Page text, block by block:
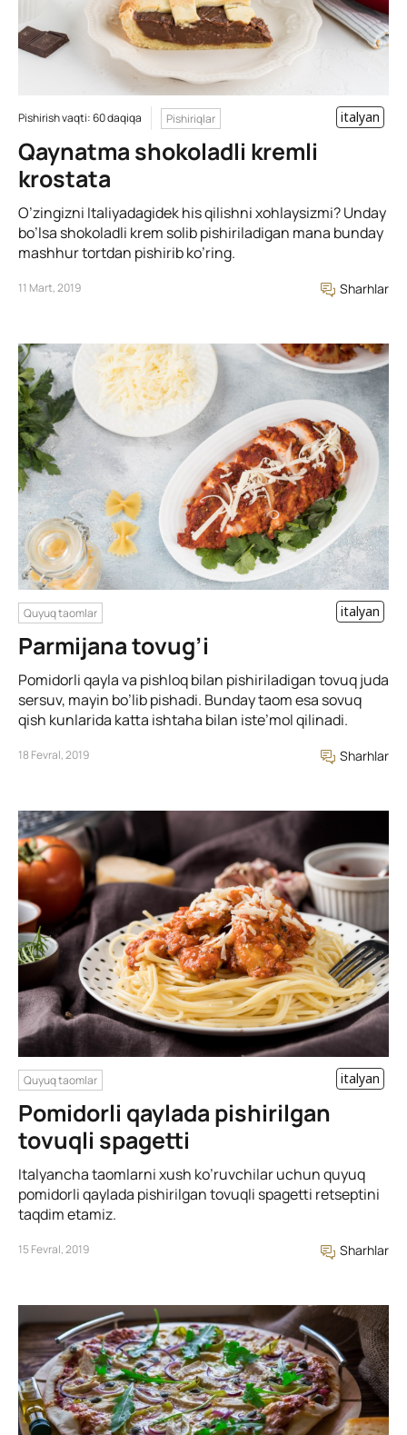
Pishirish vaqti: 60 daqiqa Pishiriqlar italyan
Qaynatma shokoladli kremli
krostata
O’zingizni Italiyadagidek his qilishni xohlaysizmi? Unday
bo’lsa shokoladli krem solib pishiriladigan mana bunday
mashhur tortdan pishirib ko’ring.
11 Mart, 2019 Sharhlar
Quyuq taomlar italyan
Parmijana tovug’i
Pomidorli qayla va pishloq bilan pishiriladigan tovuq juda
sersuv, mayin bo’lib pishadi. Bunday taom esa sovuq
qish kunlarida katta ishtaha bilan iste’mol qilinadi.
18 Fevral, 2019 Sharhlar
Quyuq taomlar italyan
Pomidorli qaylada pishirilgan
tovuqli spagetti
Italyancha taomlarni xush ko’ruvchilar uchun quyuq
pomidorli qaylada pishirilgan tovuqli spagetti retseptini
taqdim etamiz.
15 Fevral, 2019 Sharhlar